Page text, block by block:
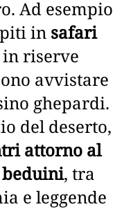
Ad esempio
in safari
in riserve
avvistare
ghepardi.
del deserto,
attorno al
, tra
e leggende